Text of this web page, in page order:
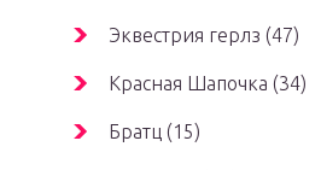
Эквестрия герлз (47)
Красная Шапочка (34)
Братц (15)